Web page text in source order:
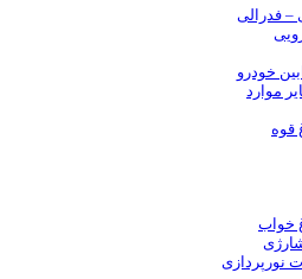
– فدرالی
خودرو
موارد
قوه
خواب
نورپردازی